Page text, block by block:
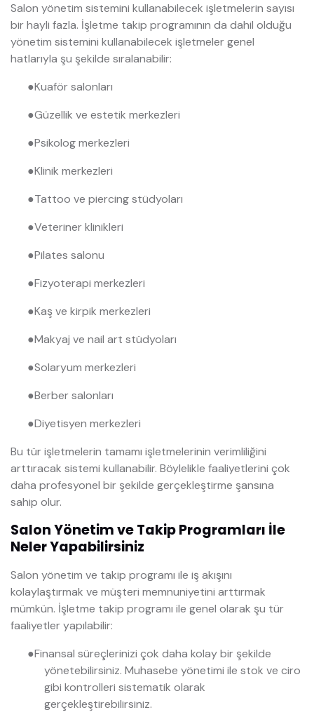
Salon yönetim sistemini kullanabilecek işletmelerin sayısı
bir hayli fazla. İşletme takip programının da dahil olduğu
yönetim sistemini kullanabilecek işletmeler genel
hatlarıyla şu şekilde sıralanabilir:
●Kuaför salonları
●Güzellik ve estetik merkezleri
●Psikolog merkezleri
●Klinik merkezleri
●Tattoo ve piercing stüdyoları
●Veteriner klinikleri
●Pilates salonu
●Fizyoterapi merkezleri
●Kaş ve kirpik merkezleri
●Makyaj ve nail art stüdyoları
●Solaryum merkezleri
●Berber salonları
●Diyetisyen merkezleri
Bu tür işletmelerin tamamı işletmelerinin verimliliğini
arttıracak sistemi kullanabilir. Böylelikle faaliyetlerini çok
daha profesyonel bir şekilde gerçekleştirme şansına
sahip olur.
Salon Yönetim ve Takip Programları İle
Neler Yapabilirsiniz
Salon yönetim ve takip programı ile iş akışını
kolaylaştırmak ve müşteri memnuniyetini arttırmak
mümkün. İşletme takip programı ile genel olarak şu tür
faaliyetler yapılabilir:
●Finansal süreçlerinizi çok daha kolay bir şekilde
yönetebilirsiniz. Muhasebe yönetimi ile stok ve ciro
gibi kontrolleri sistematik olarak
gerçekleştirebilirsiniz.